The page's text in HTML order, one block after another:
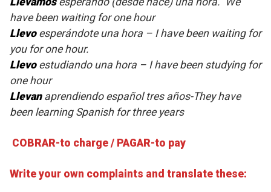
have been waiting for one hour
Llevoesperándote una hora – I have been waiting for
you for one hour.
Llevoestudiando una hora – I have been studying for
one hour
Llevanaprendiendo español tres años-They have
been learning Spanish for three years
COBRAR-to charge / PAGAR-to pay
Write your own complaints and translate these: